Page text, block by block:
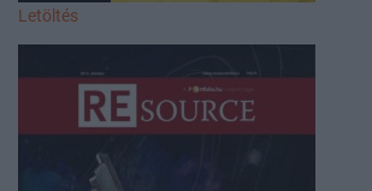
Letöltés